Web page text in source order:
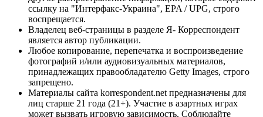
ссылку на "Интерфакс-Украина", EPA / UPG, строго
воспрещается.
Владелец веб-страницы в разделе Я- Корреспондент
является автор публикации.
Любое копирование, перепечатка и воспроизведение
фотографий и/или аудиовизуальных материалов,
принадлежащих правообладателю Getty Images, строго
запрещено.
Материалы сайта korrespondent.net предназначены для
лиц старше 21 года (21+). Участие в азартных играх
может вызвать игровую зависимость. Соблюдайте